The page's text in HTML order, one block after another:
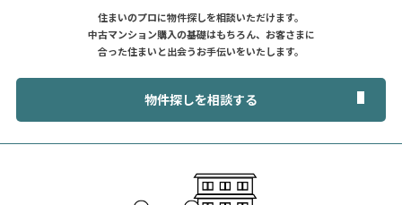
住まいのプロに物件探しを相談いただけます。
中古マンション購入の基礎はもちろん、お客さまに
合った住まいと出会うお手伝いをいたします。
物件探しを相談する